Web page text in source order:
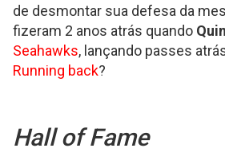
de desmontar sua defesa da
fizeram 2 anos atrás quando
Seahawks, lançando passes
Running back?
Hall of Fame